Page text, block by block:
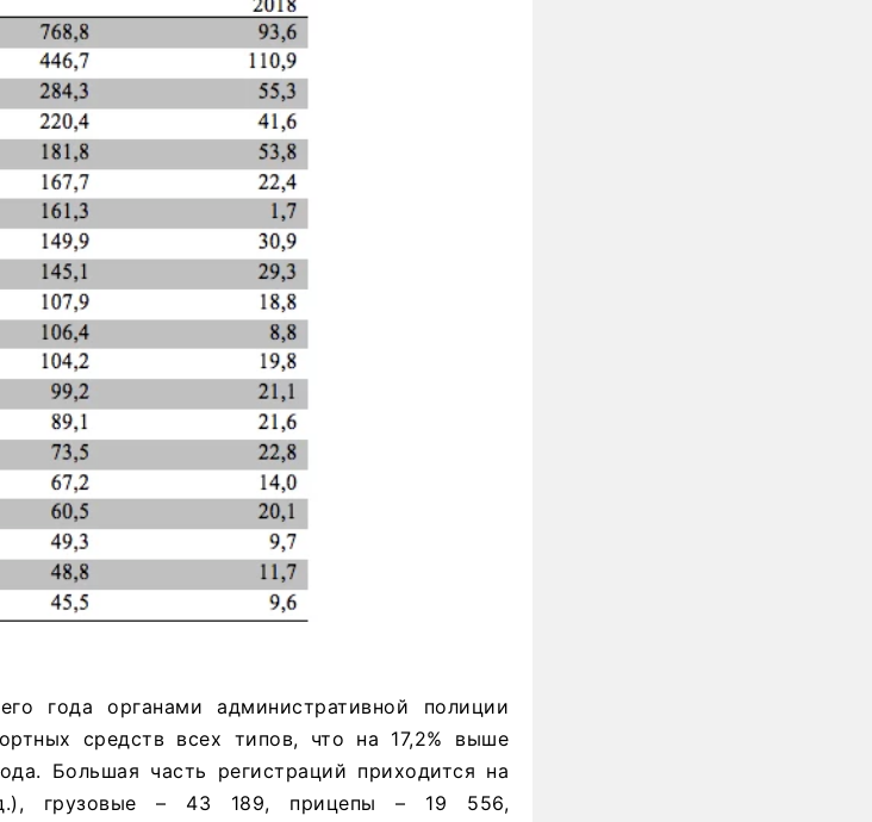
года органами административной полиции
средств всех типов, что на 17,2% выше
Большая часть регистраций приходится на
грузовые – 43 189, прицепы – 19 556,